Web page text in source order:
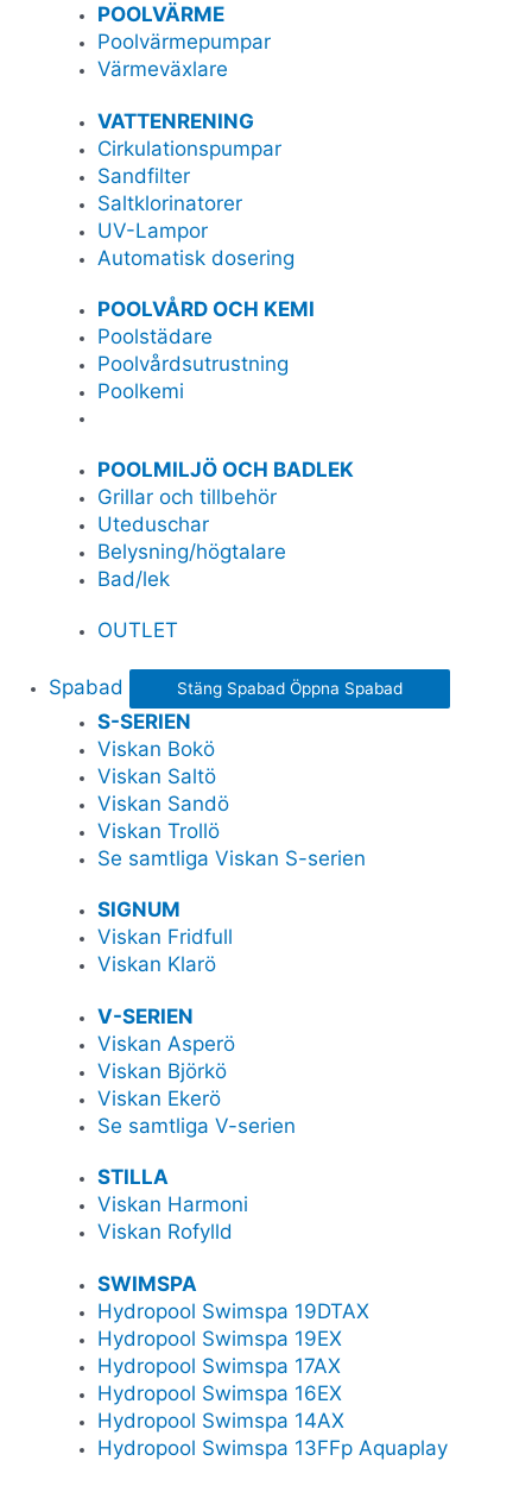
POOLVÄRME
Poolvärmepumpar
Värmeväxlare
VATTENRENING
Cirkulationspumpar
Sandfilter
Saltklorinatorer
UV-Lampor
Automatisk dosering
POOLVÅRD OCH KEMI
Poolstädare
Poolvårdsutrustning
Poolkemi
POOLMILJÖ OCH BADLEK
Grillar och tillbehör
Uteduschar
Belysning/högtalare
Bad/lek
OUTLET
Spabad Stäng Spabad Öppna Spabad
S-SERIEN
Viskan Bokö
Viskan Saltö
Viskan Sandö
Viskan Trollö
Se samtliga Viskan S-serien
SIGNUM
Viskan Fridfull
Viskan Klarö
V-SERIEN
Viskan Asperö
Viskan Björkö
Viskan Ekerö
Se samtliga V-serien
STILLA
Viskan Harmoni
Viskan Rofylld
SWIMSPA
Hydropool Swimspa 19DTAX
Hydropool Swimspa 19EX
Hydropool Swimspa 17AX
Hydropool Swimspa 16EX
Hydropool Swimspa 14AX
Hydropool Swimspa 13FFp Aquaplay